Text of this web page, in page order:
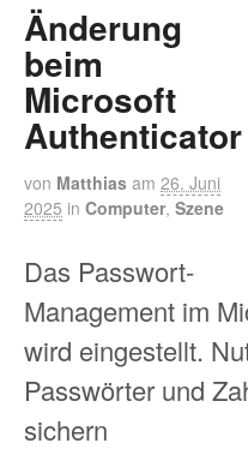
Änderung
beim
Microsoft
Authenticator
von Matthias am 26. Juni
2025 in Computer, Szene
Das Passwort-
Management im
wird eingestellt.
Passwörter und
sichern